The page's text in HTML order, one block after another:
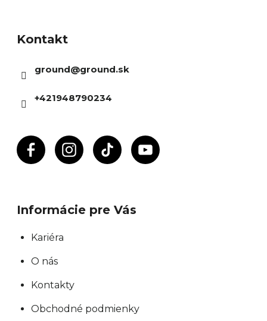
Kontakt
ground@ground.sk
+421948790234
Informácie pre Vás
Kariéra
O nás
Kontakty
Obchodné podmienky